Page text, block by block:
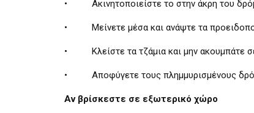
• Ακινητοποιείστε το στην άκρη του
• Μείνετε μέσα και ανάψτε τα
• Κλείστε τα τζάμια και μην ακουμπάτε σε
• Αποφύγετε τους πλημμυρισμένους
Αν βρίσκεστε σε εξωτερικό χώρο